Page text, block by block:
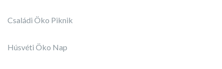
Családi Öko Piknik
Húsvéti Öko Nap